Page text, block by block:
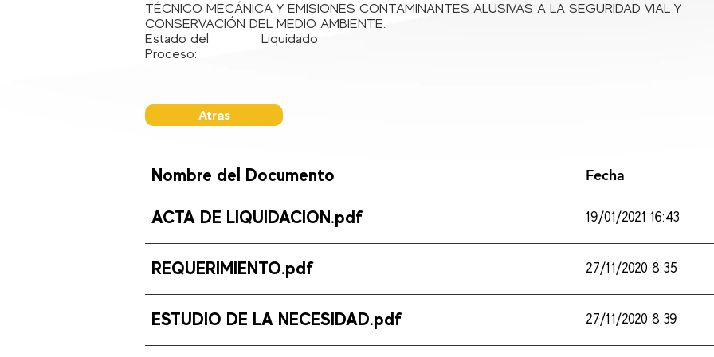
TÉCNICO MECÁNICA Y EMISIONES CONTAMINANTES ALUSIVAS A LA SEGURIDAD VIAL Y
CONSERVACIÓN DEL MEDIO AMBIENTE.
Estado del
Proceso:
Liquidado
Atras
Nombre del Documento Fecha
ACTA DE LIQUIDACION.pdf 19/01/2021 16:43
REQUERIMIENTO.pdf 27/11/2020 8:35
ESTUDIO DE LA NECESIDAD.pdf 27/11/2020 8:39